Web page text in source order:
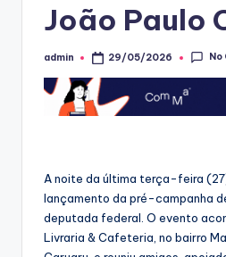
João Paulo
Posted
admin 29/05/2026
A noite da última terça-feira
lançamento da pré-campanha
deputada federal. O evento
Livraria & Cafeteria, no bairro